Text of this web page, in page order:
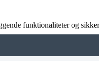
funktionaliteter og